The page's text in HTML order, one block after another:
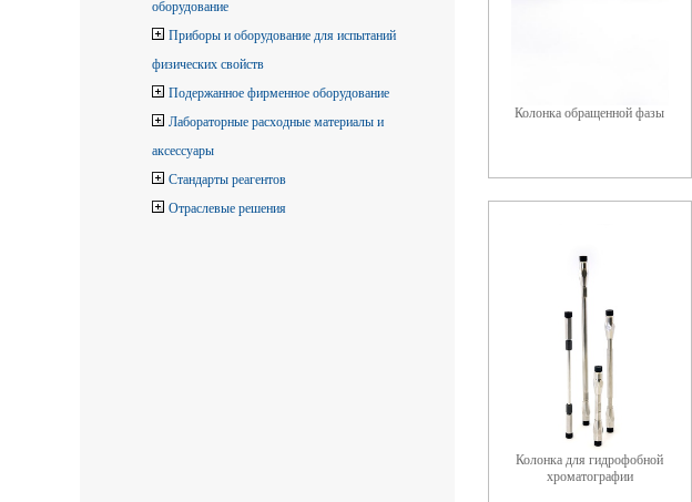
оборудование
Приборы и оборудование для испытаний
физических свойств
Подержанное фирменное оборудование
Лабораторные расходные материалы и
аксессуары
Стандарты реагентов
Отраслевые решения
Колонка обращенной фазы
Колонка для гидрофобной
хроматографии